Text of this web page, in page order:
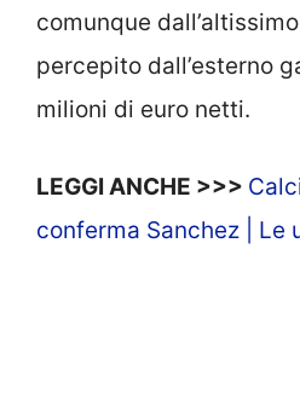
comunque
percepito dall’esterno
milioni di euro netti.
LEGGI ANCHE >>>
conferma Sanchez | Le